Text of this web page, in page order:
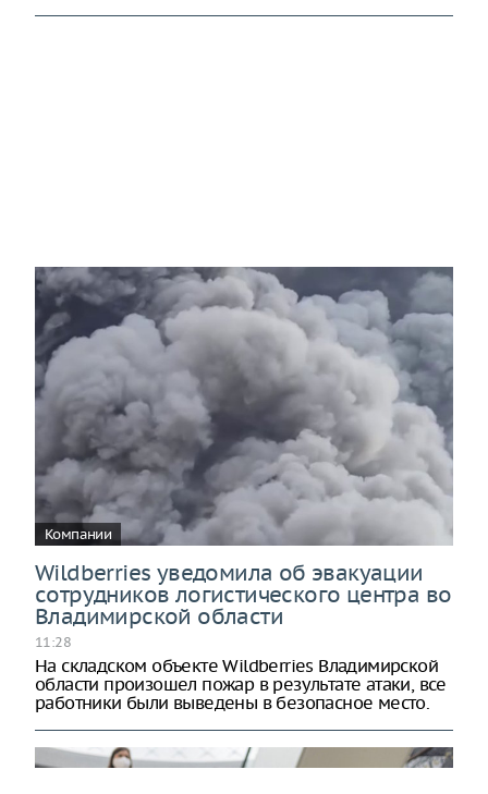
Компании
Wildberries уведомила об эвакуации
сотрудников логистического центра во
Владимирской области
11:28
На складском объекте Wildberries Владимирской
области произошел пожар в результате атаки, все
работники были выведены в безопасное место.